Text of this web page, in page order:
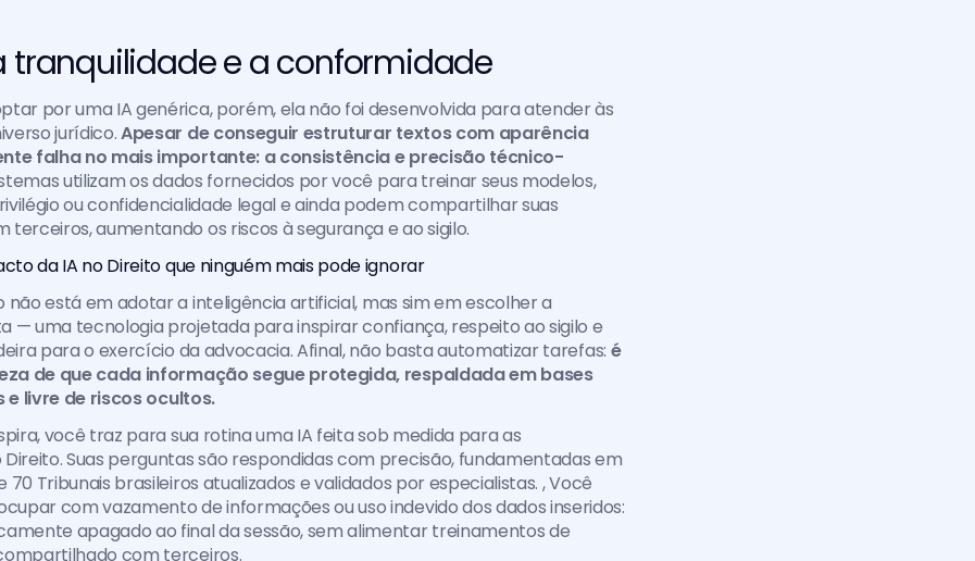
tranquilidade e a conformidade
por uma IA genérica, porém, ela não foi desenvolvida para atender às
jurídico. Apesar de conseguir estruturar textos com aparência
falha no mais importante: a consistência e precisão técnico-
utilizam os dados fornecidos por você para treinar seus modelos,
ou confidencialidade legal e ainda podem compartilhar suas
terceiros, aumentando os riscos à segurança e ao sigilo.
da IA no Direito que ninguém mais pode ignorar
não está em adotar a inteligência artificial, mas sim em escolher a
— uma tecnologia projetada para inspirar confiança, respeito ao sigilo e
para o exercício da advocacia. Afinal, não basta automatizar tarefas: é
de que cada informação segue protegida, respaldada em bases
e livre de riscos ocultos.
você traz para sua rotina uma IA feita sob medida para as
Direito. Suas perguntas são respondidas com precisão, fundamentadas em
70 Tribunais brasileiros atualizados e validados por especialistas. , Você
com vazamento de informações ou uso indevido dos dados inseridos:
apagado ao final da sessão, sem alimentar treinamentos de
com terceiros.